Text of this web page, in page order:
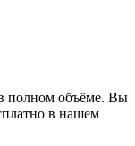
полном объёме. Вы
в нашем